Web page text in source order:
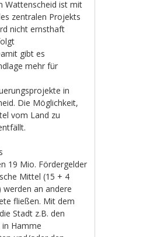
Wattenscheid ist mit
zentralen Projekts
nicht ernsthaft
gibt es
mehr für
in
Die Möglichkeit,
vom Land zu
19 Mio. Fördergelder
Mittel (15 + 4
werden an andere
fließen. Mit dem
Stadt z.B. den
Hamme